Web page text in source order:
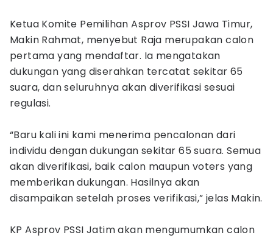
Ketua Komite Pemilihan Asprov PSSI Jawa Timur,
Makin Rahmat, menyebut Raja merupakan calon
pertama yang mendaftar. Ia mengatakan
dukungan yang diserahkan tercatat sekitar 65
suara, dan seluruhnya akan diverifikasi sesuai
regulasi.
“Baru kali ini kami menerima pencalonan dari
individu dengan dukungan sekitar 65 suara. Semua
akan diverifikasi, baik calon maupun voters yang
memberikan dukungan. Hasilnya akan
disampaikan setelah proses verifikasi,” jelas Makin.
KP Asprov PSSI Jatim akan mengumumkan calon